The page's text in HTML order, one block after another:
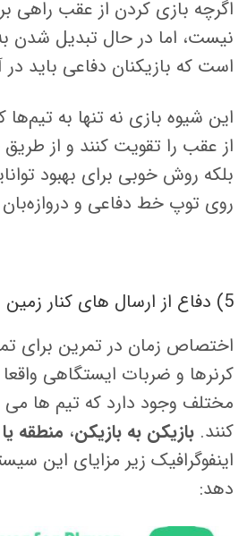
اگرچه بازی کردن از عقب راهی
نیست، اما در حال تبدیل
است که بازیکنان دفاعی باید در
این شیوه بازی نه تنها به
از عقب را تقویت کنند و از
بلکه روش خوبی برای بهبود
روی توپ خط دفاعی و
5) دفاع از ارسال های کنار زمین
اختصاص زمان در تمرین برای
کرنرها و ضربات ایستگاهی
مختلف وجود دارد که تیم ها می
کنند.بازیکن به بازیکن، منطقه
اینفوگرافیک زیر مزایای این
دهد: